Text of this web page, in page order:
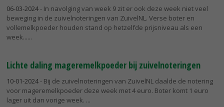
06-03-2024- In navolging van week 9 zit er ook deze week niet veel
beweging in de zuivelnoteringen van ZuivelNL. Verse boter en
vollemelkpoeder houden stand op hetzelfde prijsniveau als een
week...
Lichte daling mageremelkpoeder bij zuivelnoteringen
10-01-2024- Bij de zuivelnoteringen van ZuivelNL daalde de notering
voor mageremelkpoeder deze week met 4 euro. Boter komt 1 euro
lager uit dan vorige week.